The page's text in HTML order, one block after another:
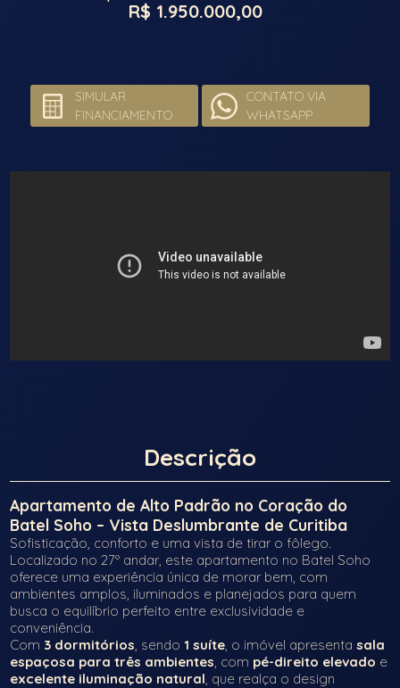
R$ 1.950.000,00
SIMULAR
FINANCIAMENTO
CONTATO VIA
WHATSAPP
Descrição
Apartamento de Alto Padrão no Coração do
Batel Soho – Vista Deslumbrante de Curitiba
Sofisticação, conforto e uma vista de tirar o fôlego.
Localizado no 27º andar, este apartamento no Batel Soho
oferece uma experiência única de morar bem, com
ambientes amplos, iluminados e planejados para quem
busca o equilíbrio perfeito entre exclusividade e
conveniência.
Com 3 dormitórios, sendo1 suíte, o imóvel apresentasala
espaçosa para três ambientes, com pé-direito elevado e
excelente iluminação natural, que realça o design